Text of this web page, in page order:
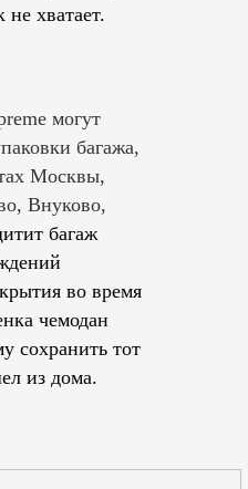
не хватает.
могут
багажа,
Москвы,
Внуково,
багаж
во время
чемодан
сохранить тот
из дома.